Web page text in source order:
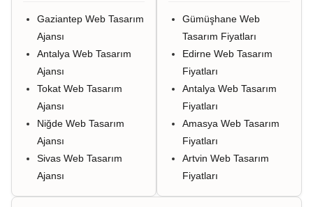
Gaziantep Web Tasarım
Ajansı
Antalya Web Tasarım
Ajansı
Tokat Web Tasarım
Ajansı
Niğde Web Tasarım
Ajansı
Sivas Web Tasarım
Ajansı
Gümüşhane Web
Tasarım Fiyatları
Edirne Web Tasarım
Fiyatları
Antalya Web Tasarım
Fiyatları
Amasya Web Tasarım
Fiyatları
Artvin Web Tasarım
Fiyatları